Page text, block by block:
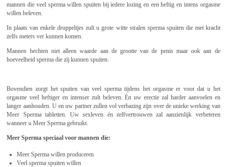
mannen die veel sperma willen spuiten bij iedere lozing en een heftig en intens orgasme
willen beleven.
In plaats van enkele druppeltjes zult u grote witte stralen sperma spuiten die met kracht
zelfs meters ver kunnen komen.
Mannen hechten niet alleen waarde aan de grootte van de penis maar ook aan de
hoeveelheid sperma die zij kunnen spuiten.
Bovendien zorgt het spuiten van veel sperma tijdens het orgasme er voor dat u het
orgasme veel heftiger en intenser zult beleven. Én uw erectie zal harder aanvoelen en
langer aanhouden. U en uw partner zullen vol verbazing zijn over de unieke werking van
Meer Sperma tabletten. Uw sexleven én zelfvertrouwen zal aanzienlijk verbeteren
wanneer u Meer Sperma gebruikt.
Meer Sperma speciaal voor mannen die:
Meer Sperma willen produceren
Veel sperma spuiten willen